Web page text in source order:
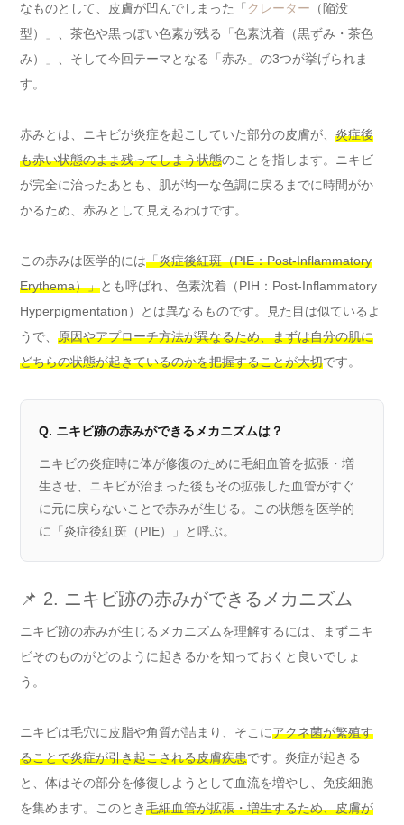
なものとして、皮膚が凹んでしまった「 クレーター （陥没
型）」、茶色や黒っぽい色素が残る「色素沈着（黒ずみ・茶色
み）」、そして今回テーマとなる「赤み」の3つが挙げられま
す。
赤みとは、ニキビが炎症を起こしていた部分の皮膚が、 炎症後
も赤い状態のまま残ってしまう状態のことを指します。ニキビ
が完全に治ったあとも、肌が均一な色調に戻るまでに時間がか
かるため、赤みとして見えるわけです。
この赤みは医学的には「炎症後紅斑（PIE：Post-Inflammatory
Erythema）」とも呼ばれ、色素沈着（PIH：Post-Inflammatory
Hyperpigmentation）とは異なるものです。見た目は似ているよ
うで、 原因やアプローチ方法が異なるため、まずは自分の肌に
どちらの状態が起きているのかを把握することが大切です。
Q. ニキビ跡の赤みができるメカニズムは？
ニキビの炎症時に体が修復のために毛細血管を拡張・増
生させ、ニキビが治まった後もその拡張した血管がすぐ
に元に戻らないことで赤みが生じる。この状態を医学的
に「炎症後紅斑（PIE）」と呼ぶ。
📌 2. ニキビ跡の赤みができるメカニズム
ニキビ跡の赤みが生じるメカニズムを理解するには、まずニキ
ビそのものがどのように起きるかを知っておくと良いでしょ
う。
ニキビは毛穴に皮脂や角質が詰まり、そこにアクネ菌が繁殖す
ることで炎症が引き起こされる皮膚疾患です。炎症が起きる
と、体はその部分を修復しようとして血流を増やし、免疫細胞
を集めます。このとき毛細血管が拡張・増生するため、皮膚が